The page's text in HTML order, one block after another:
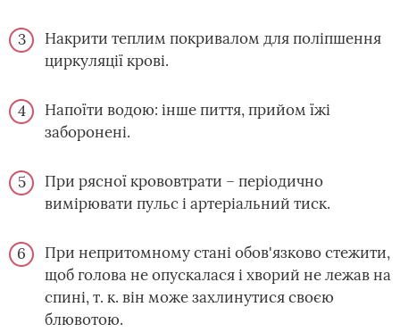
Накрити теплим покривалом для поліпшення
циркуляції крові.
Напоїти водою: інше пиття, прийом їжі
заборонені.
При рясної крововтрати – періодично
вимірювати пульс і артеріальний тиск.
При непритомному стані обов'язково стежити,
щоб голова не опускалася і хворий не лежав на
спині, т. к. він може захлинутися своєю
блювотою.